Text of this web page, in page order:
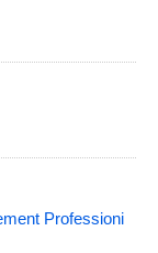
Professioni